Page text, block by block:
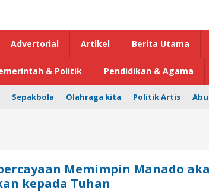
Advertorial Artikel Berita Utama
& Politik Pendidikan & Agama
Sepakbola Olahraga kita Politik Artis
Memimpin Manado
kepada Tuhan